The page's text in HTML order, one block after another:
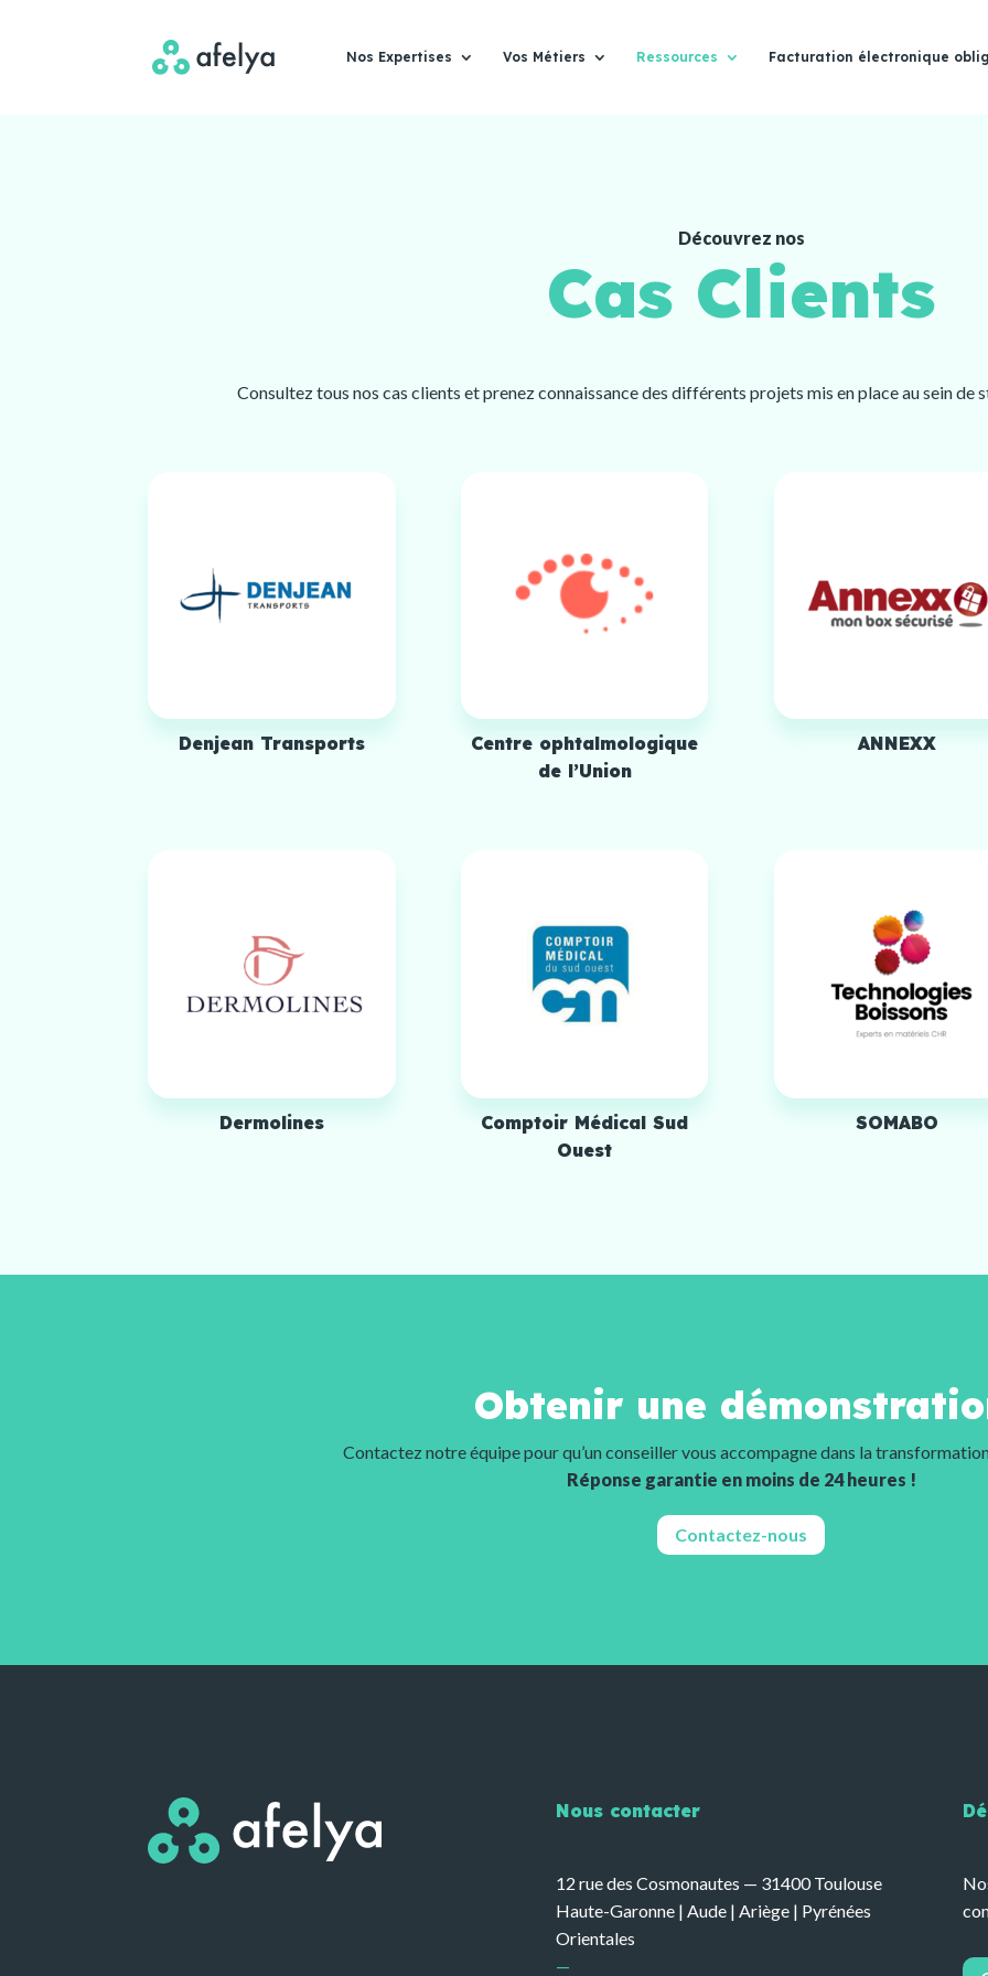
Nos Expertises Vos Métiers Ressources Facturation électronique
Découvrez nos
Cas Clients
Consultez tous nos cas clients et prenez connaissance des différents projets mis en place au sein de
Denjean Transports
Centre ophtalmologique
de l’Union
ANNEXX
Dermolines
Comptoir Médical Sud
Ouest
SOMABO
Obtenir une
Contactez notre équipe pour qu’un conseiller vous accompagne dans la
Réponse garantie en moins de 24 heures !
Contactez-nous
Nous contacter
12 rue des Cosmonautes — 31400 Toulouse
Haute-Garonne | Aude | Ariège | Pyrénées
Orientales
—